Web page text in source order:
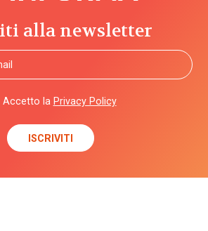
alla newsletter
Accetto la Privacy Policy